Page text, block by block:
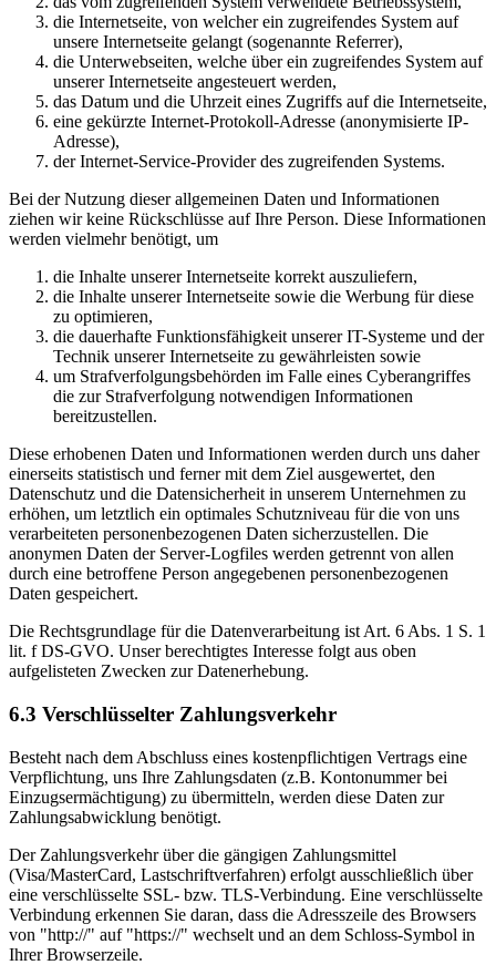
die Internetseite, von welcher ein zugreifendes System auf
unsere Internetseite gelangt (sogenannte Referrer),
die Unterwebseiten, welche über ein zugreifendes System auf
unserer Internetseite angesteuert werden,
das Datum und die Uhrzeit eines Zugriffs auf die Internetseite,
eine gekürzte Internet-Protokoll-Adresse (anonymisierte IP-
Adresse),
der Internet-Service-Provider des zugreifenden Systems.
Bei der Nutzung dieser allgemeinen Daten und Informationen
ziehen wir keine Rückschlüsse auf Ihre Person. Diese Informationen
werden vielmehr benötigt, um
die Inhalte unserer Internetseite korrekt auszuliefern,
die Inhalte unserer Internetseite sowie die Werbung für diese
zu optimieren,
die dauerhafte Funktionsfähigkeit unserer IT-Systeme und der
Technik unserer Internetseite zu gewährleisten sowie
um Strafverfolgungsbehörden im Falle eines Cyberangriffes
die zur Strafverfolgung notwendigen Informationen
bereitzustellen.
Diese erhobenen Daten und Informationen werden durch uns daher
einerseits statistisch und ferner mit dem Ziel ausgewertet, den
Datenschutz und die Datensicherheit in unserem Unternehmen zu
erhöhen, um letztlich ein optimales Schutzniveau für die von uns
verarbeiteten personenbezogenen Daten sicherzustellen. Die
anonymen Daten der Server-Logfiles werden getrennt von allen
durch eine betroffene Person angegebenen personenbezogenen
Daten gespeichert.
Die Rechtsgrundlage für die Datenverarbeitung ist Art. 6 Abs. 1 S. 1
lit. f DS-GVO. Unser berechtigtes Interesse folgt aus oben
aufgelisteten Zwecken zur Datenerhebung.
6.3 Verschlüsselter Zahlungsverkehr
Besteht nach dem Abschluss eines kostenpflichtigen Vertrags eine
Verpflichtung, uns Ihre Zahlungsdaten (z.B. Kontonummer bei
Einzugsermächtigung) zu übermitteln, werden diese Daten zur
Zahlungsabwicklung benötigt.
Der Zahlungsverkehr über die gängigen Zahlungsmittel
(Visa/MasterCard, Lastschriftverfahren) erfolgt ausschließlich über
eine verschlüsselte SSL- bzw. TLS-Verbindung. Eine verschlüsselte
Verbindung erkennen Sie daran, dass die Adresszeile des Browsers
von "http://" auf "https://" wechselt und an dem Schloss-Symbol in
Ihrer Browserzeile.